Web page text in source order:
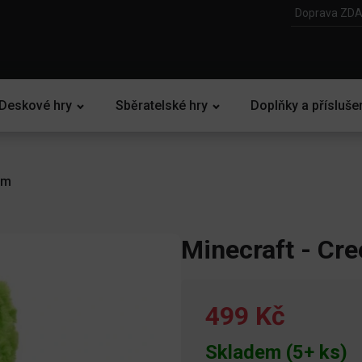
Doprava
hry Sběratelské hry Doplňky a
Minecraft -
499 Kč
Skladem (5+ ks)